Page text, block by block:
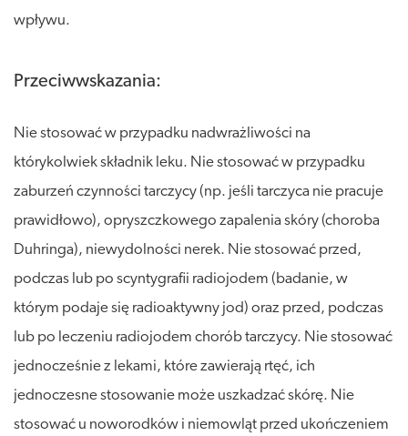
wpływu.
Przeciwwskazania:
Nie stosować w przypadku nadwrażliwości na
którykolwiek składnik leku. Nie stosować w przypadku
zaburzeń czynności tarczycy (np. jeśli tarczyca nie pracuje
prawidłowo), opryszczkowego zapalenia skóry (choroba
Duhringa), niewydolności nerek. Nie stosować przed,
podczas lub po scyntygrafii radiojodem (badanie, w
którym podaje się radioaktywny jod) oraz przed, podczas
lub po leczeniu radiojodem chorób tarczycy. Nie stosować
jednocześnie z lekami, które zawierają rtęć, ich
jednoczesne stosowanie może uszkadzać skórę. Nie
stosować u noworodków i niemowląt przed ukończeniem